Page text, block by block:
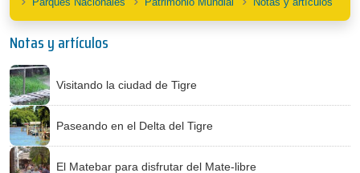
Notas y artículos
Visitando la ciudad de Tigre
Paseando en el Delta del Tigre
El Matebar para disfrutar del Mate-libre